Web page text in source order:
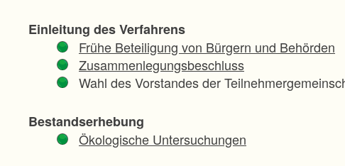
Einleitung des Verfahrens
Frühe Beteiligung von Bürgern und Behörden
Zusammenlegungsbeschluss
Wahl des Vorstandes der
Bestandserhebung
Ökologische Untersuchungen